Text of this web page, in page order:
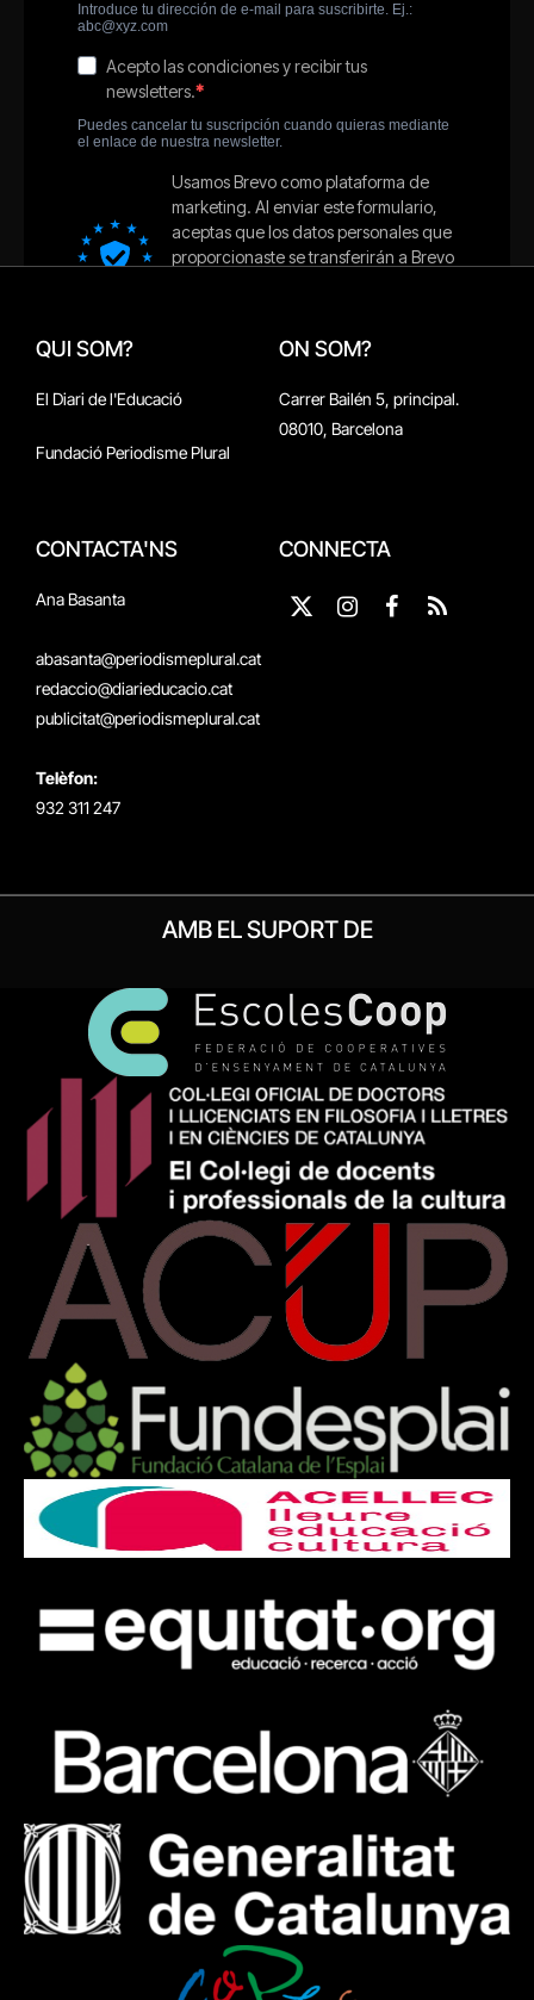
QUI SOM?
El Diari de l'Educació
Fundació Periodisme Plural
ON SOM?
Carrer Bailén 5, principal.
08010, Barcelona
CONTACTA'NS
Ana Basanta
abasanta@periodismeplural.cat
redaccio@diarieducacio.cat
publicitat@periodismeplural.cat
Telèfon:
932 311 247
CONNECTA
X
InstagramFacebook
RSS
AMB EL SUPORT DE